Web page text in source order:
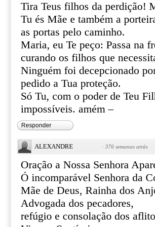
Tira Teus filhos da perdição!
Tu és Mãe e também a
as portas pelo caminho.
Maria, eu Te peço: Passa na
curando os filhos que
Ninguém foi decepcionado
pedido a Tua proteção.
Só Tu, com o poder de Teu
impossíveis. amém –
Responder
ALEXANDRE · 376 semanas atrás
Oração a Nossa Senhora
Ó incomparável Senhora da
Mãe de Deus, Rainha dos
Advogada dos pecadores,
refúgio e consolação dos